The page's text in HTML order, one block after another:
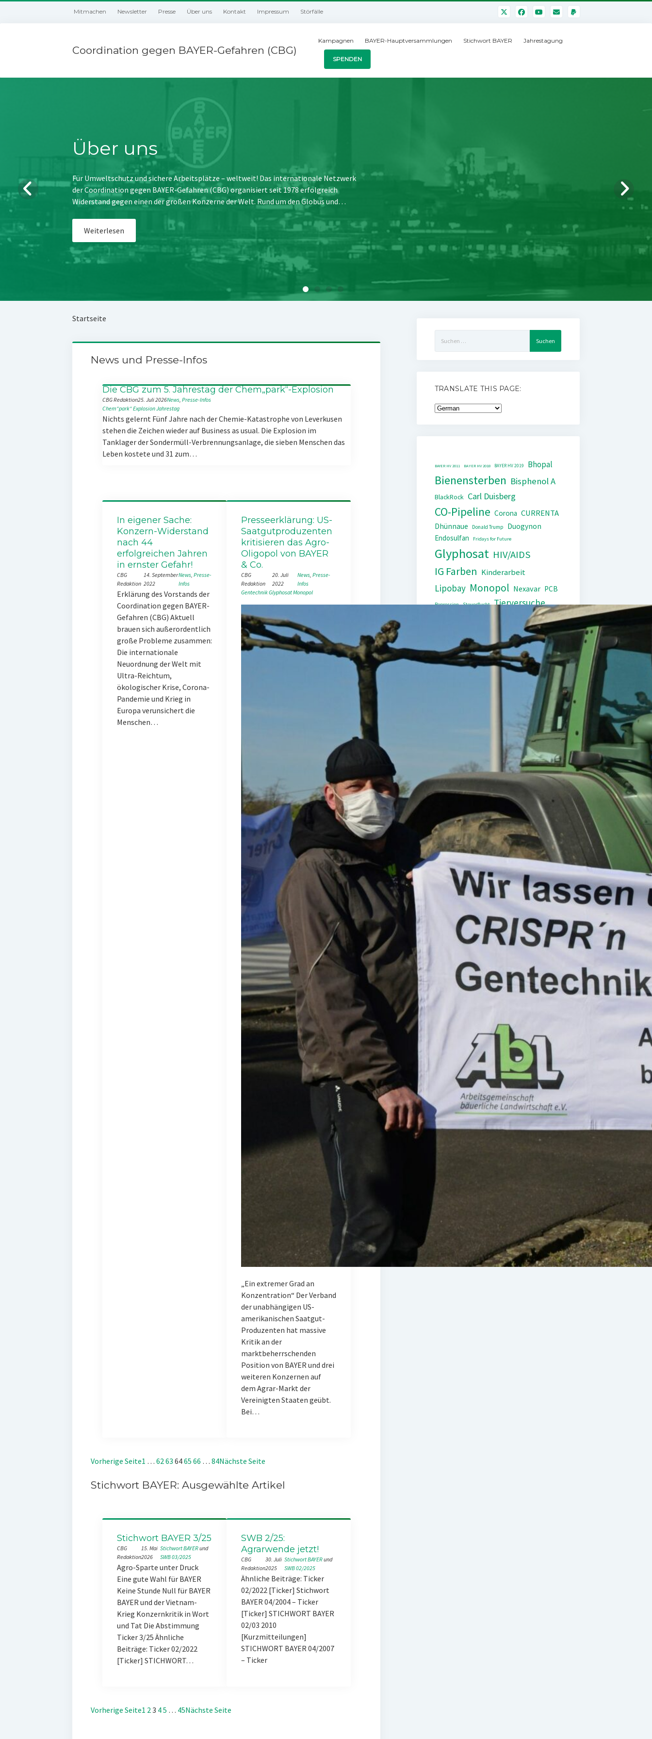
Mitmachen Newsletter Presse Über uns Kontakt Impressum Störfälle
Coordination gegen BAYER-Gefahren (CBG)
Kampagnen BAYER-Hauptversammlungen Stichwort BAYER Jahrestagung
SPENDEN
Über uns
Für Umweltschutz und sichere Arbeitsplätze – weltweit! Das internationale Netzwerk
der Coordination gegen BAYER-Gefahren (CBG) organisiert seit 1978 erfolgreich
Widerstand gegen einen der großen Konzerne der Welt. Rund um den Globus und…
Weiterlesen
Startseite
News und Presse-Infos
Die CBG zum 5. Jahrestag der Chem„park“-Explosion
CBG Redaktion25. Juli 2026News, Presse-Infos
Chem“park“ExplosionJahrestag
Nichts gelernt Fünf Jahre nach der Chemie-Katastrophe von Leverkusen
stehen die Zeichen wieder auf Business as usual. Die Explosion im
Tanklager der Sondermüll-Verbrennungsanlage, die sieben Menschen das
Leben kostete und 31 zum…
In eigener Sache:
Konzern-Widerstand
nach 44
erfolgreichen Jahren
in ernster Gefahr!
CBG
Redaktion
14. September
2022
News, Presse-
Infos
Erklärung des Vorstands der
Coordination gegen BAYER-
Gefahren (CBG) Aktuell
brauen sich außerordentlich
große Probleme zusammen:
Die internationale
Neuordnung der Welt mit
Ultra-Reichtum,
ökologischer Krise, Corona-
Pandemie und Krieg in
Europa verunsichert die
Menschen…
Presseerklärung: US-
Saatgutproduzenten
kritisieren das Agro-
Oligopol von BAYER
& Co.
CBG
Redaktion
20. Juli
2022
News, Presse-
Infos
GentechnikGlyphosatMonopol
„Ein extremer Grad an
Konzentration“ Der Verband
der unabhängigen US-
amerikanischen Saatgut-
Produzenten hat massive
Kritik an der
marktbeherrschenden
Position von BAYER und drei
weiteren Konzernen auf
dem Agrar-Markt der
Vereinigten Staaten geübt.
Bei…
Vorherige Seite1 … 6263 6465 66 … 84Nächste Seite
Stichwort BAYER: Ausgewählte Artikel
Stichwort BAYER 3/25
CBG
Redaktion
15. Mai
2026
Stichwort BAYER
und
SWB 03/2025
Agro-Sparte unter Druck
Eine gute Wahl für BAYER
Keine Stunde Null für BAYER
BAYER und der Vietnam-
Krieg Konzernkritik in Wort
und Tat Die Abstimmung
Ticker 3/25 Ähnliche
Beiträge: Ticker 02/2022
[Ticker] STICHWORT…
SWB 2/25:
Agrarwende jetzt!
CBG
Redaktion
30. Juli
2025
Stichwort BAYER
und
SWB 02/2025
Ähnliche Beiträge: Ticker
02/2022 [Ticker] Stichwort
BAYER 04/2004 – Ticker
[Ticker] STICHWORT BAYER
02/03 2010
[Kurzmitteilungen]
STICHWORT BAYER 04/2007
– Ticker
Vorherige Seite1 23 45 … 45Nächste Seite
nach:
TRANSLATE THIS PAGE:
BAYER HV 2011 BAYER HV 2018 BAYER HV 2019 Bhopal
Bienensterben Bisphenol A
BlackRock Carl Duisberg
CO-Pipeline Corona CURRENTA
Dhünnaue Donald Trump
Duogynon
Endosulfan
Fridays for Future
Glyphosat HIV/AIDS
IG Farben Kinderarbeit
Lipobay Monopol Nexavar PCB
Repression Steuerflucht Tierversuche
CBG Artikelarchiv
S
2
9
14 15
21 22
23
24
25 26 27 28 29
30